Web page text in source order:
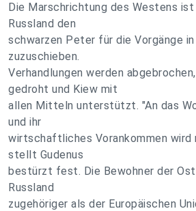
Die Marschrichtung des Westens
Russland den
schwarzen Peter für die Vorgänge in
zuzuschieben.
Verhandlungen werden
gedroht und Kiew mit
allen Mitteln unterstützt. "An das
und ihr
wirtschaftliches Vorankommen wird
stellt Gudenus
bestürzt fest. Die Bewohner der
Russland
zugehöriger als der Europäischen